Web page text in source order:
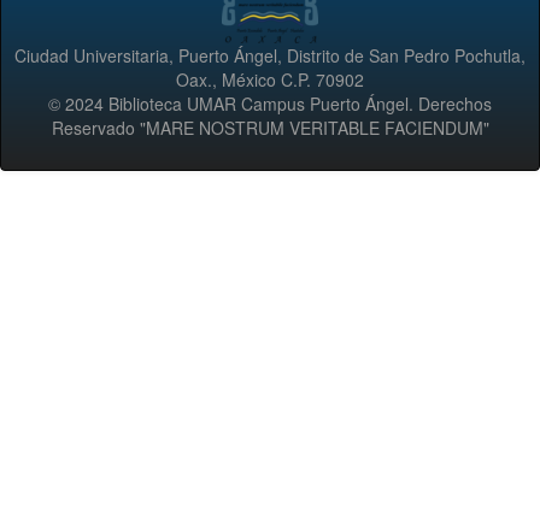
Ciudad Universitaria, Puerto Ángel, Distrito de San Pedro Pochutla,
Oax., México C.P. 70902
© 2024 Biblioteca UMAR Campus Puerto Ángel. Derechos
Reservado "MARE NOSTRUM VERITABLE FACIENDUM"